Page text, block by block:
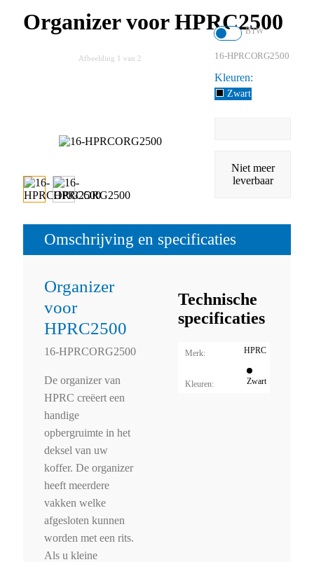
BTW
Organizer voor HPRC2500
Afbeelding 1 van 2 16-HPRCORG2500
Kleuren
Zwart
Niet meer
leverbaar
Omschrijving en specificaties
Organizer
voor
HPRC2500
16-HPRCORG2500
De organizer van
HPRC creëert een
handige
opbergruimte in het
deksel van uw
koffer. De organizer
heeft meerdere
vakken welke
afgesloten kunnen
worden met een rits.
Als u kleine
Technische
specificaties
Merk: HPRC
Kleuren: Zwart